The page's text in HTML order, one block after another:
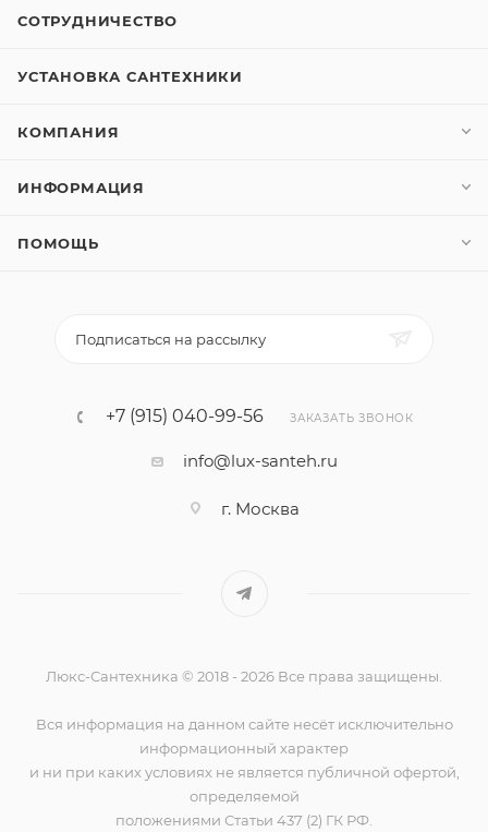
СОТРУДНИЧЕСТВО
УСТАНОВКА САНТЕХНИКИ
КОМПАНИЯ
ИНФОРМАЦИЯ
ПОМОЩЬ
Подписаться на рассылку
+7 (915) 040-99-56 ЗАКАЗАТЬ ЗВОНОК
info@lux-santeh.ru
г. Москва
Люкс-Сантехника © 2018 - 2026 Все права защищены.
Вся информация на данном сайте несёт исключительно
информационный характер
и ни при каких условиях не является публичной офертой,
определяемой
положениями Статьи 437 (2) ГК РФ.